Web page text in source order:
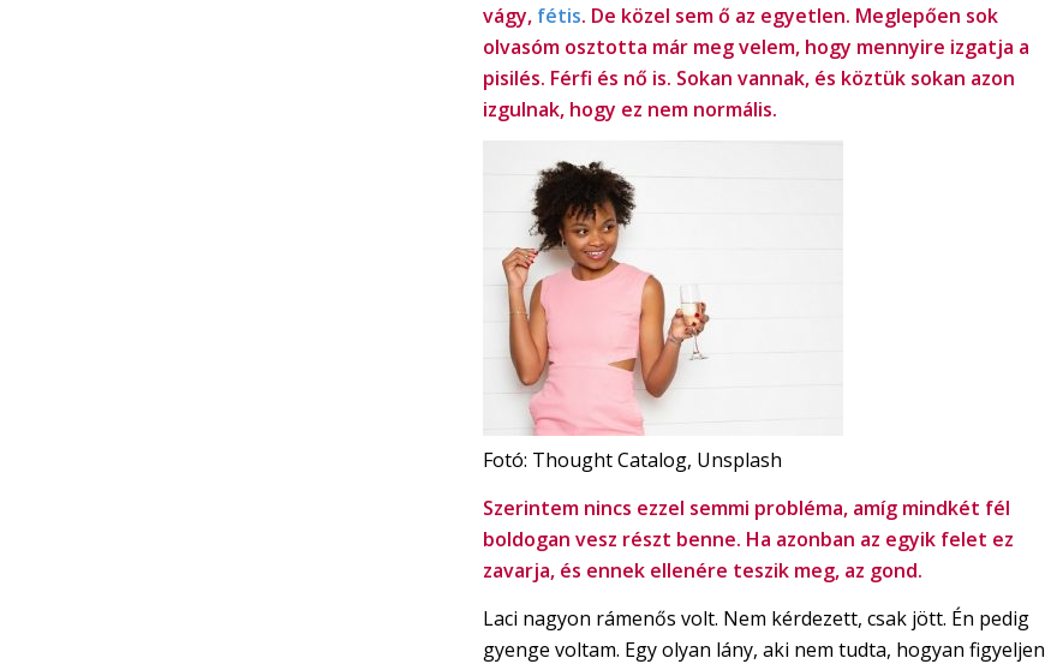
vágy, fétis. De közel sem ő az egyetlen. Meglepően sok
olvasóm osztotta már meg velem, hogy mennyire izgatja a
pisilés. Férfi és nő is. Sokan vannak, és köztük sokan azon
izgulnak, hogy ez nem normális.
Fotó: Thought Catalog, Unsplash
Szerintem nincs ezzel semmi probléma, amíg mindkét fél
boldogan vesz részt benne. Ha azonban az egyik felet ez
zavarja, és ennek ellenére teszik meg, az gond.
Laci nagyon rámenős volt. Nem kérdezett, csak jött. Én pedig
gyenge voltam. Egy olyan lány, aki nem tudta, hogyan figyeljen